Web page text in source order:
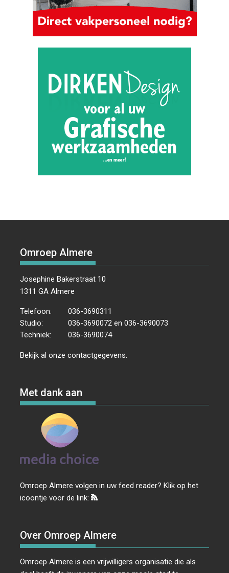
Omroep Almere
Josephine Bakerstraat 10
1311 GA Almere
Telefoon:
036-3690311
Studio:
036-3690072 en 036-3690073
Techniek:
036-3690074
Bekijk al onzecontactgegevens
Met dank aan
Omroep Almere volgen in uw feed reader? Klik op het
icoontje voor de link:
Over Omroep Almere
Omroep Almere is een vrijwilligers organisatie die als